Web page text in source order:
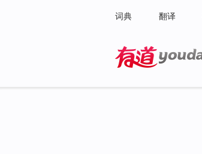
词典 翻译